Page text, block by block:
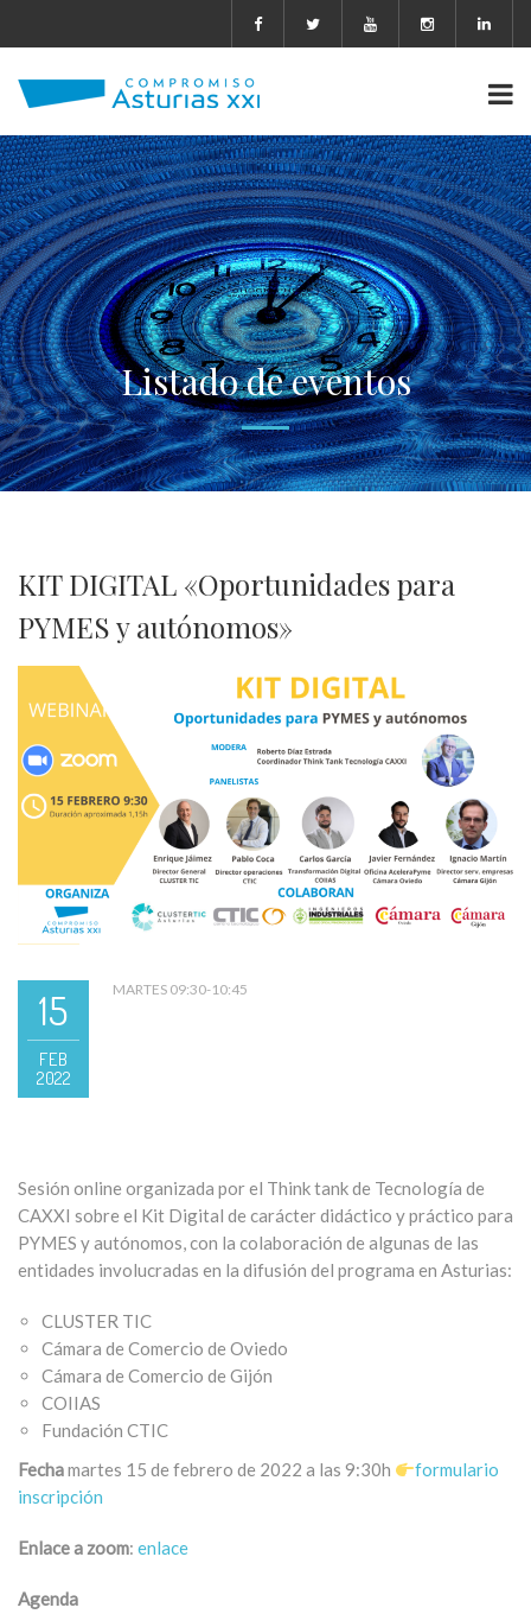
Listado de eventos
KIT DIGITAL «Oportunidades para
PYMES y autónomos»
15
FEB
2022
MARTES 09:30-10:45
Sesión online organizada por el Think tank de Tecnología de
CAXXI sobre el Kit Digital de carácter didáctico y práctico para
PYMES y autónomos, con la colaboración de algunas de las
entidades involucradas en la difusión del programa en Asturias:
CLUSTER TIC
Cámara de Comercio de Oviedo
Cámara de Comercio de Gijón
COIIAS
Fundación CTIC
Fechamartes 15 de febrero de 2022 a las 9:30h
formulario
inscripción
Enlace a zoom: enlace
Agenda